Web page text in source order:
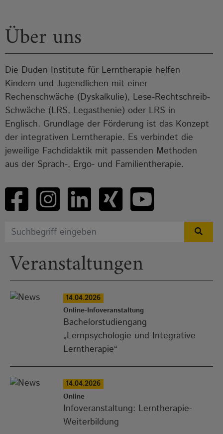
Über uns
Die Duden Institute für Lerntherapie helfen
Kindern und Jugendlichen mit einer
Rechenschwäche (Dyskalkulie), Lese-Rechtschreib-
Schwäche (LRS, Legasthenie) oder LRS in
Englisch. Grundlage der Förderung ist das Konzept
der integrativen Lerntherapie. Es verbindet die
jeweilige Fachdidaktik mit passenden Methoden
aus der Sprach-, Ergo- und Familientherapie.
Veranstaltungen
14.04.2026
Online-Infoveranstaltung
Bachelorstudiengang
„Lernpsychologie und Integrative
Lerntherapie“
14.04.2026
Online
Infoveranstaltung: Lerntherapie-
Weiterbildung